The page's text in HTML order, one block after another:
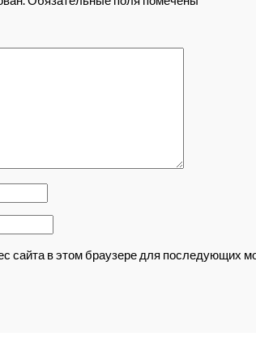
сайта в этом браузере для последующих